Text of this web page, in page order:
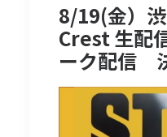
8/19(金）
Crest 生配
ーク配信